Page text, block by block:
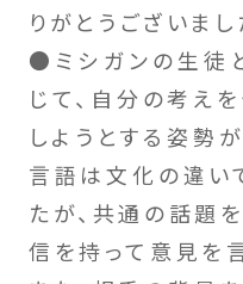
りがとうございまし
●ミシガンの生徒
じて、自分の考え
しようとする姿勢
言語は文化の違い
たが、共通の話題
信を持って意見を